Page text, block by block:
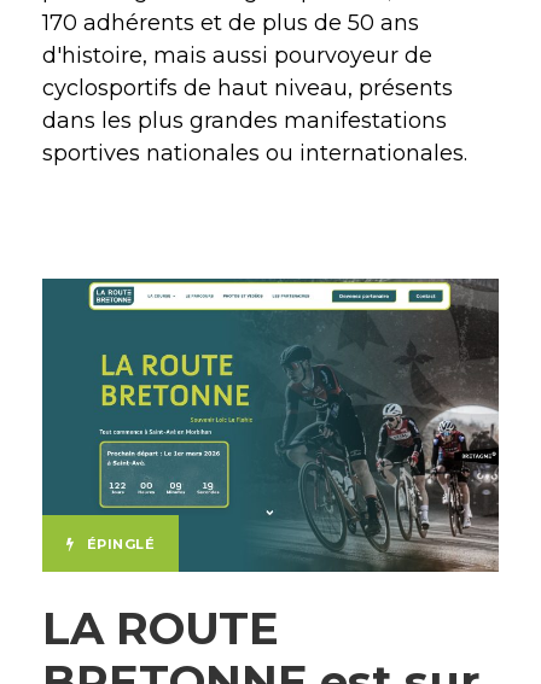
170 adhérents et de plus de 50 ans
d'histoire, mais aussi pourvoyeur de
cyclosportifs de haut niveau, présents
dans les plus grandes manifestations
sportives nationales ou internationales.
ÉPINGLÉ
LA ROUTE